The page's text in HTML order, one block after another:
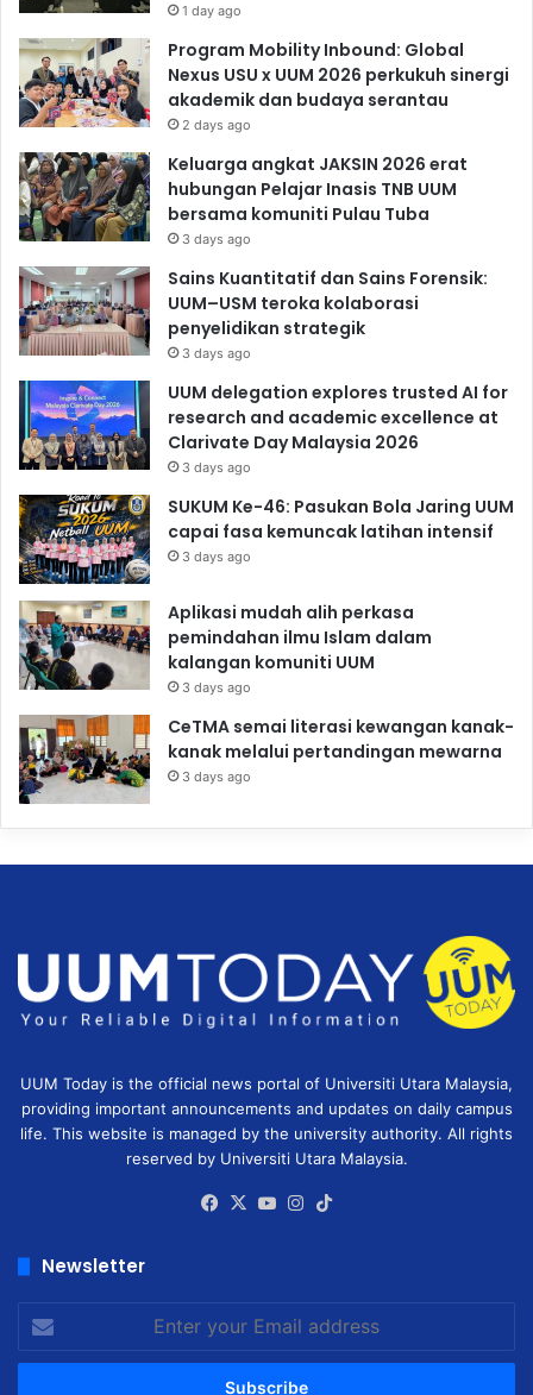
1 day ago
Program Mobility Inbound: Global
Nexus USU x UUM 2026 perkukuh sinergi
akademik dan budaya serantau
2 days ago
Keluarga angkat JAKSIN 2026 erat
hubungan Pelajar Inasis TNB UUM
bersama komuniti Pulau Tuba
3 days ago
Sains Kuantitatif dan Sains Forensik:
UUM–USM teroka kolaborasi
penyelidikan strategik
3 days ago
UUM delegation explores trusted AI for
research and academic excellence at
Clarivate Day Malaysia 2026
3 days ago
SUKUM Ke-46: Pasukan Bola Jaring UUM
capai fasa kemuncak latihan intensif
3 days ago
Aplikasi mudah alih perkasa
pemindahan ilmu Islam dalam
kalangan komuniti UUM
3 days ago
CeTMA semai literasi kewangan kanak-
kanak melalui pertandingan mewarna
3 days ago
UUM Today is the official news portal of Universiti Utara Malaysia,
providing important announcements and updates on daily campus
life. This website is managed by the university authority. All rights
reserved by Universiti Utara Malaysia.
Facebook
X YouTubeInstagram
Newsletter
Enter
your
Email